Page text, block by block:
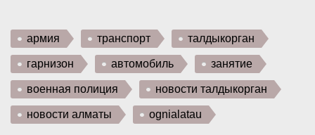
армия транспорт талдыкорган
гарнизон автомобиль занятие
военная полиция новости талдыкорган
новости алматы ognialatau